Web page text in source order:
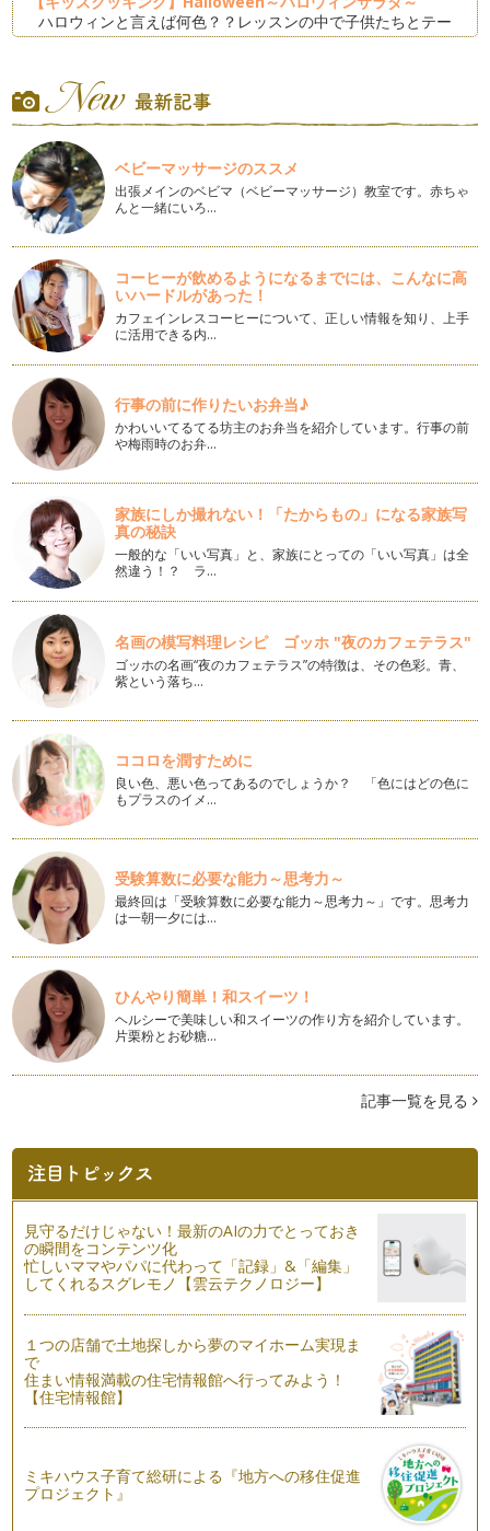
ハロウィンと言えば何色？？レッスンの中で子供たちとテー
マカ…
【キッズクッキング】Halloween～パンプキンパイ～
ハロウィン月間ということで、ハロウィンをテーマにした可愛
いレシピを紹介して参りま…
【キッズクッキング】Summer Party！
今年の夏は本当に猛暑でしたね。暑さを吹き飛ばすような元気
になる夏休み企画として、『Summ…
【キッズクッキングレッスン】☆七夕☆
梅雨明けし、夏本番の2013年夏。今日は七夕☆七夕をテーマ
に、キッズクッキングレ…
パパいつもありがとう！父の日キッズクッキング！
「父の日」ってなに？？ 「パパに感謝をする日。」「パパに
ありがとう♪とい…
【キッズクッキング】こどもの日＆母の日
５月５日は、こどもの日。もとは五節句のひとつ「端午の節
句」にあたり、江戸時代のころから男の…
おもてなしにもぴったり♪カラフルトマトでジェノベーゼパス
タ♪
4月、春ですね～☆皆さま、今年度もどうぞ中原麻衣子をよ
ろし…
【キッズクッキング】ひなまつり☆
3月3日ひなまつりは、女の子のお節句☆女の子がいるお宅で
は、豊かな成長をお祈りし…
子どもにできるおもてなし「お正月＆バレンタイン」
日本は、古くから移り行く四季を愛すると共に、季節ごとの歳
時・年中行事を大…
【続編】子どもに出来るおもてなしレシピ☆
皆さま、新年明けましておめでとうございます！ いつも読ん
で頂きありがとうございます。201…
子どもにできるクリスマスのおもてなしレシピ☆
街はキラキラ☆クリスマスシーズン真っただ中ですね♪ パー
ティーシーズンということ…
ビタミンCたっぷりの秋の味覚『次郎柿』で風邪予防！
11月に入り、まさに旬を迎えている柿♪ 柿1個で、ビタミンC
一日必要量が取れるほ…
Halloween Kids Cooking！
秋晴れの気持ちのいい日。Halloween Kids Cookingを開催
＠He…
かぼちゃお化け「ジャック・オ・ランタン」を作ってみよう♪
秋の味覚をチョコベジで☆
10月になり、今年もあと3ヵ月となりました。季節は『秋』。
味覚の秋ですね。秋に旬…
☆ベジタブルカービング☆食卓を華やかに！
夏こそ、バーニャ・カウダ☆
バーニャ・カウダはイタリアを代表する冬の野菜料理だそう。
ピエモンテ語で「バーニャ」は「ソー…
9月頃までが旬と言われている、今が旬のメロン！ 私は子ど
ものころから一番の大好物は？と言わ…
ベビーマッサージのススメ
出張メインのベビマ（ベビーマッサージ）教室です。赤ちゃ
んと一緒にいろ…
コーヒーが飲めるようになるまでには、こんなに高
いハードルがあった！
カフェインレスコーヒーについて、正しい情報を知り、上手
に活用できる内…
行事の前に作りたいお弁当♪
かわいいてるてる坊主のお弁当を紹介しています。行事の前
や梅雨時のお弁…
家族にしか撮れない！「たからもの」になる家族写
真の秘訣
一般的な「いい写真」と、家族にとっての「いい写真」は全
然違う！？ ラ…
名画の模写料理レシピ ゴッホ "夜のカフェテラス"
ゴッホの名画“夜のカフェテラス”の特徴は、その色彩。青、
紫という落ち…
ココロを潤すために
良い色、悪い色ってあるのでしょうか？ 「色にはどの色に
もプラスのイメ…
受験算数に必要な能力～思考力～
最終回は「受験算数に必要な能力～思考力～」です。思考力
は一朝一夕には…
ひんやり簡単！和スイーツ！
ヘルシーで美味しい和スイーツの作り方を紹介しています。
片栗粉とお砂糖…
記事一覧を見る
見守るだけじゃない！最新のAIの力でとっておき
の瞬間をコンテンツ化
忙しいママやパパに代わって「記録」&「編集」
してくれるスグレモノ【雲云テクノロジー】
１つの店舗で土地探しから夢のマイホーム実現ま
で
住まい情報満載の住宅情報館へ行ってみよう！
【住宅情報館】
ミキハウス子育て総研による『地方への移住促進
プロジェクト』